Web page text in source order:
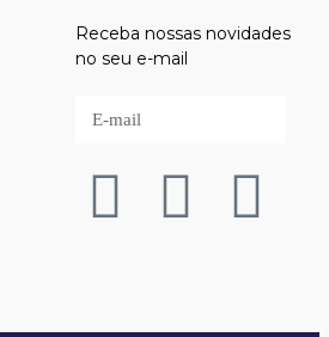
Receba nossas novidades
no seu e-mail